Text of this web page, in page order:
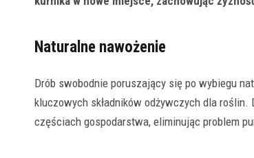
Naturalne nawożenie
Drób swobodnie poruszający się po wybiegu
kluczowych składników odżywczych dla
częściach gospodarstwa, eliminując problem